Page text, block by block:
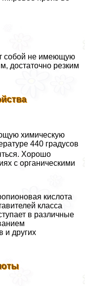
собой не имеющую
достаточно резким
химическую
440 градусов
Хорошо
с органическими
кислота
класса
в различные
и других